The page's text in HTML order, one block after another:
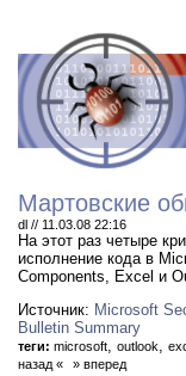
Мартовские
dl // 11.03.08 22:16
На этот раз четыре
исполнение кода в
Components, Excel и
Источник: Microsoft
Bulletin Summary
теги: microsoft, outlook,
назад «
» вперед